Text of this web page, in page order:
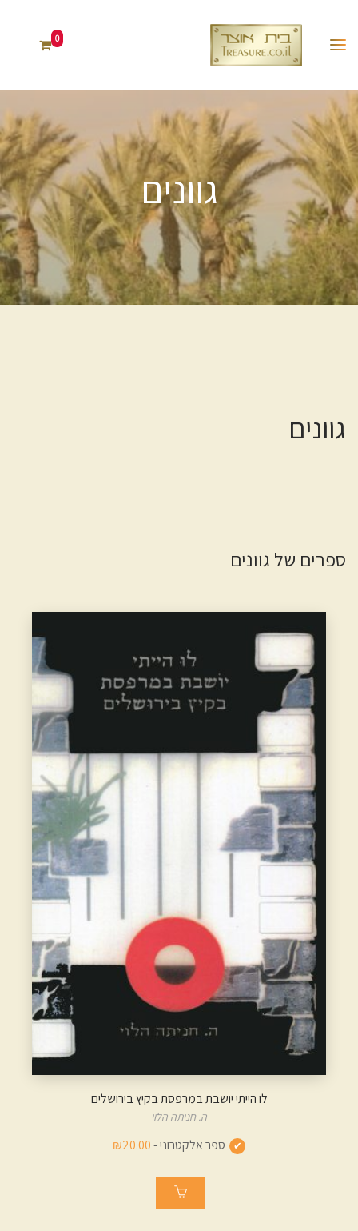
0
גוונים
גוונים
ספרים של גוונים
לו הייתי יושבת במרפסת בקיץ בירושלים
ה. חניתה הלוי
ספר אלקטרוני -₪20.00